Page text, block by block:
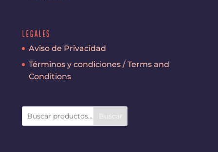
Legales
Aviso de Privacidad
Términos y condiciones / Terms and
Conditions
Buscar